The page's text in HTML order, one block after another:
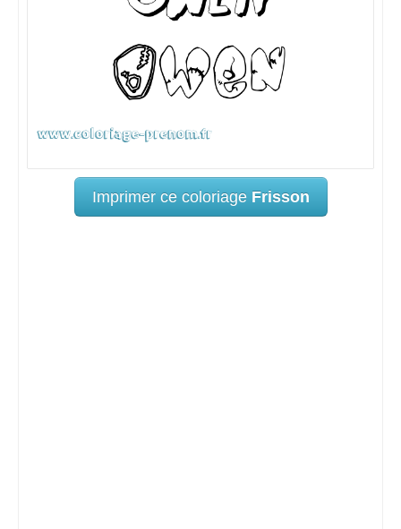
Imprimer ce coloriage Frisson